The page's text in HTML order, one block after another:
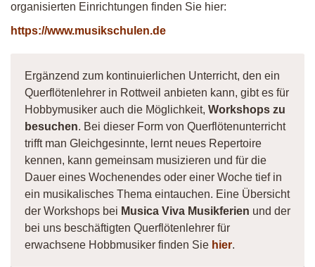
organisierten Einrichtungen finden Sie hier:
https://www.musikschulen.de
Ergänzend zum kontinuierlichen Unterricht, den ein
Querflötenlehrer in Rottweil anbieten kann, gibt es für
Hobbymusiker auch die Möglichkeit, Workshops zu
besuchen. Bei dieser Form von Querflötenunterricht
trifft man Gleichgesinnte, lernt neues Repertoire
kennen, kann gemeinsam musizieren und für die
Dauer eines Wochenendes oder einer Woche tief in
ein musikalisches Thema eintauchen. Eine Übersicht
der Workshops bei Musica Viva Musikferien und der
bei uns beschäftigten Querflötenlehrer für
erwachsene Hobbmusiker finden Sie hier.